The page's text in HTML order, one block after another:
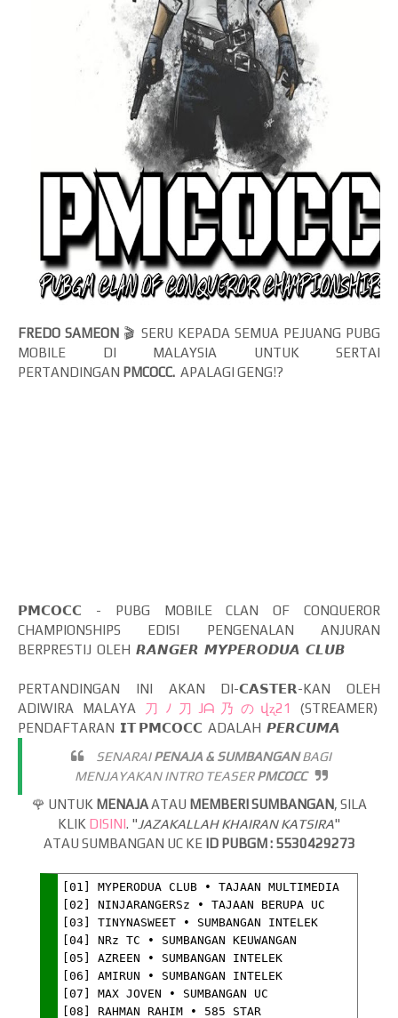
FREDO SAMEON 🎬 SERU KEPADA SEMUA PEJUANG PUBG
MOBILE DI MALAYSIA UNTUK SERTAI
PERTANDINGAN PMCOCC. APALAGI GENG!?
𝗣𝗠𝗖𝗢𝗖𝗖 - PUBG MOBILE CLAN OF CONQUEROR
CHAMPIONSHIPS EDISI PENGENALAN ANJURAN
BERPRESTIJ OLEH 𝙍𝘼𝙉𝙂𝙀𝙍 𝙈𝙔𝙋𝙀𝙍𝙊𝘿𝙐𝘼 𝘾𝙇𝙐𝘽
PERTANDINGAN INI AKAN DI-𝗖𝗔𝗦𝗧𝗘𝗥-KAN OLEH
ADIWIRA MALAYA 刀ﾉ刀Jᗩ乃のվʐ21
(STREAMER)
PENDAFTARAN 𝗜𝗧 𝗣𝗠𝗖𝗢𝗖𝗖 ADALAH 𝙋𝙀𝙍𝘾𝙐𝙈𝘼
SENARAIPENAJA & SUMBANGANBAGI
MENJAYAKAN INTRO TEASERPMCOCC
🌹 UNTUK MENAJAATAU MEMBERI SUMBANGAN, SILA
KLIK DISINI. " JAZAKALLAH KHAIRAN KATSIRA"
ATAU SUMBANGAN UC KE ID PUBGM : 5530429273